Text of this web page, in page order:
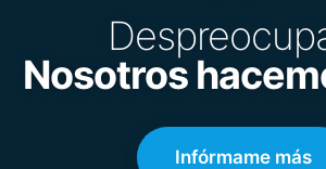
Nosotros
Infórmame más